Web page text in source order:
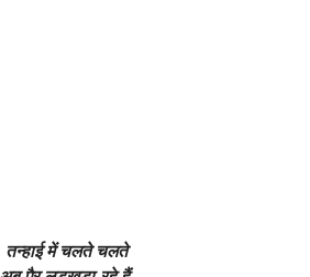
तन्हाई में चलते चलते